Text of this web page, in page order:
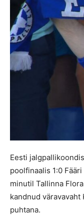
Eesti
poolfinaalis 1:0
minutil Tallinna
kandnud
puhtana.